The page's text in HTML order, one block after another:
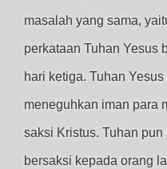
masalah yang sama,
perkataan Tuhan Yesus
hari ketiga. Tuhan
meneguhkan iman para
saksi Kristus. Tuhan
bersaksi kepada orang